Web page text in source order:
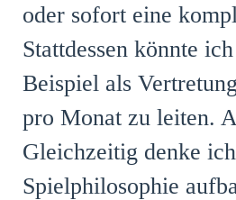
oder sofort eine
Stattdessen könnte
Beispiel als
pro Monat zu leiten.
Gleichzeitig denke
Spielphilosophie